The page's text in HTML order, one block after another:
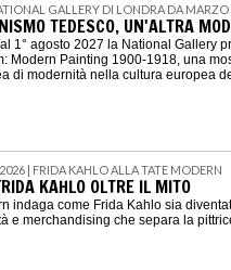
GALLERY DI LONDRA DA
TEDESCO, UN'ALTRA
1° agosto 2027 la National Gallery
Modern Painting 1900-1918, una
di modernità nella cultura europea
2026 | FRIDA KAHLO ALLA TATE MODERN
KAHLO OLTRE IL MITO
indaga come Frida Kahlo sia
e merchandising che separa la